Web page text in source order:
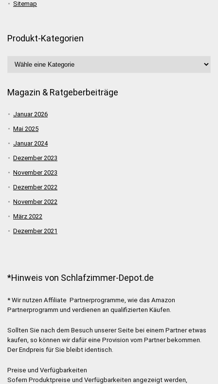
Sitemap
Produkt-Kategorien
Magazin & Ratgeberbeiträge
Januar 2026
Mai 2025
Januar 2024
Dezember 2023
November 2023
Dezember 2022
November 2022
März 2022
Dezember 2021
*Hinweis von Schlafzimmer-Depot.de
* Wir nutzen Affiliate Partnerprogramme, wie das Amazon
Partnerprogramm und verdienen an qualifizierten Käufen.
Sollten Sie nach dem Besuch unserer Seite bei einem Partner etwas
kaufen, so können wir dafür eine Provision vom Partner bekommen.
Der Endpreis für Sie bleibt identisch.
Preise und Verfügbarkeiten
Sofern Produktpreise und Verfügbarkeiten angezeigt werden,